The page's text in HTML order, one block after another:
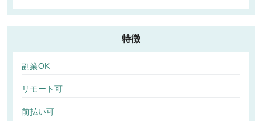
特徴
副業OK
リモート可
前払い可